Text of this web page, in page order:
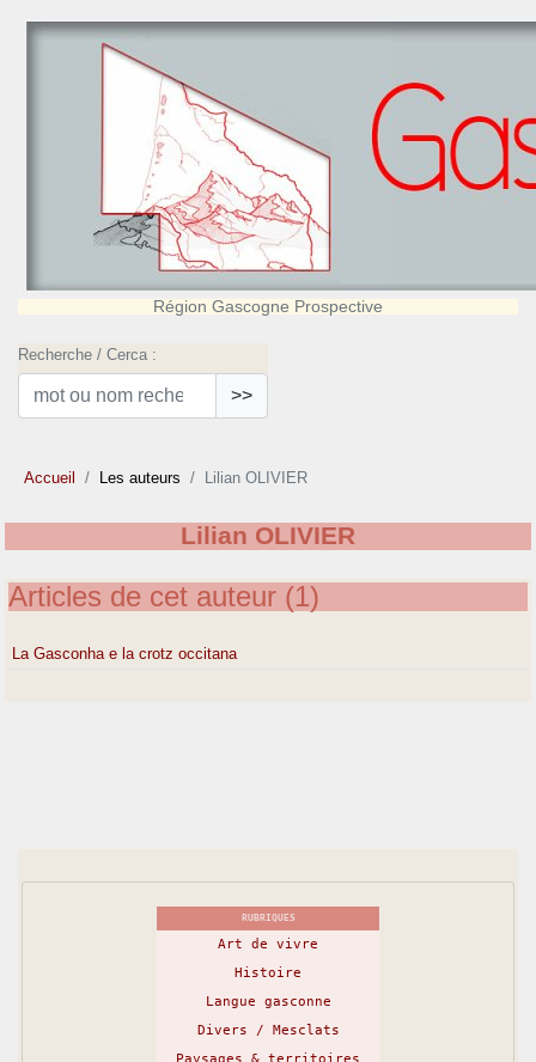
Région Gascogne Prospective
Recherche / Cerca :
>>
Accueil Les auteurs Lilian OLIVIER
Lilian OLIVIER
Articles de cet auteur (1)
La Gasconha e la crotz occitana
RUBRIQUES
Art de vivre
Histoire
Langue gasconne
Divers / Mesclats